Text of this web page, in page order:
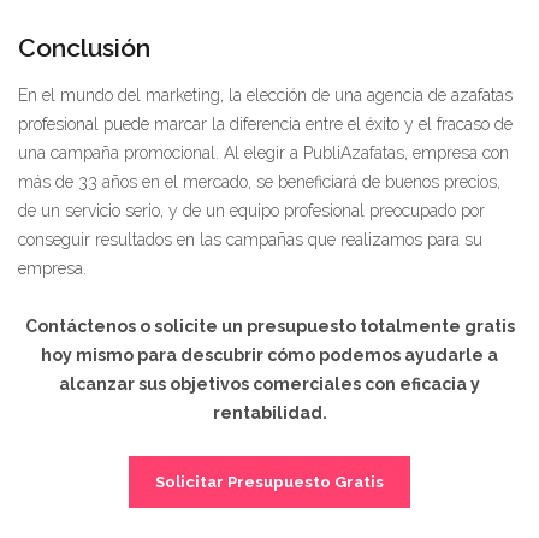
Conclusión
En el mundo del marketing, la elección de una agencia de azafatas
profesional puede marcar la diferencia entre el éxito y el fracaso de
una campaña promocional. Al elegir a PubliAzafatas, empresa con
más de 33 años en el mercado, se beneficiará de buenos precios,
de un servicio serio, y de un equipo profesional preocupado por
conseguir resultados en las campañas que realizamos para su
empresa.
Contáctenos o solicite un presupuesto totalmente gratis
hoy mismo para descubrir cómo podemos ayudarle a
alcanzar sus objetivos comerciales con eficacia y
rentabilidad.
Solicitar Presupuesto Gratis